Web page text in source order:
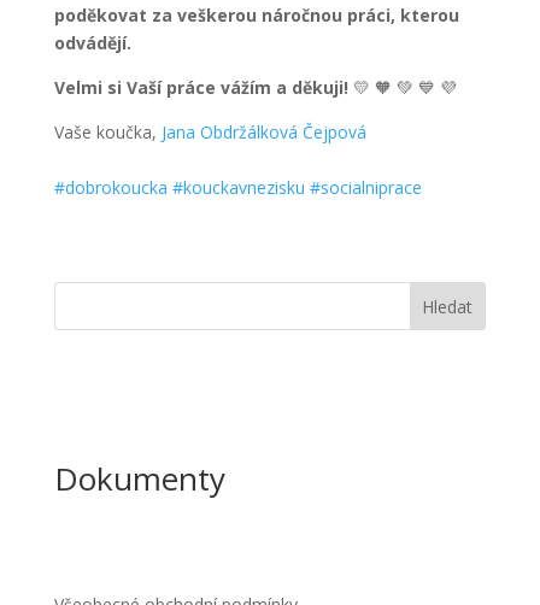
poděkovat za veškerou náročnou práci, kterou
odvádějí.
Velmi si Vaší práce vážím a děkuji! 💛 🧡 💚 💙 💜
Vaše koučka, Jana Obdržálková Čejpová
#dobrokoucka #kouckavnezisku #socialniprace
Hledat
Dokumenty